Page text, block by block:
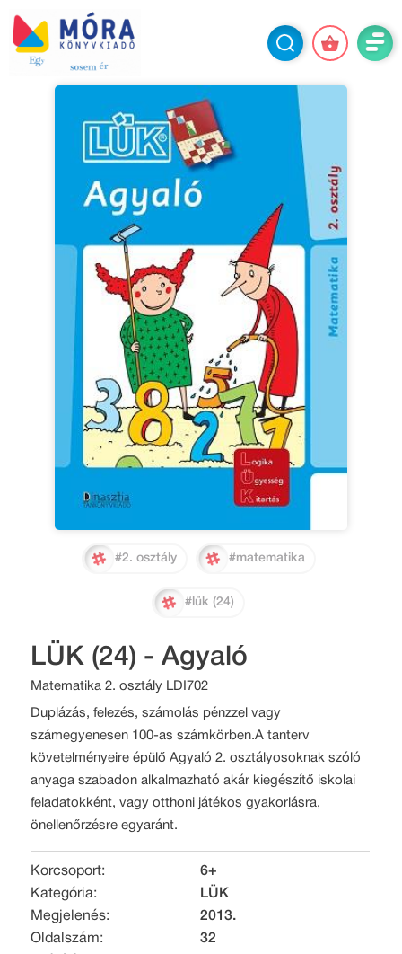
#2. osztály #matematika
#lük (24)
LÜK (24) - Agyaló
Matematika 2. osztály LDI702
Duplázás, felezés, számolás pénzzel vagy
számegyenesen 100-as számkörben.A tanterv
követelményeire épülő Agyaló 2. osztályosoknak szóló
anyaga szabadon alkalmazható akár kiegészítő iskolai
feladatokként, vagy otthoni játékos gyakorlásra,
önellenőrzésre egyaránt.
Korcsoport:
6+
Kategória:
LÜK
Megjelenés:
2013.
Oldalszám:
32